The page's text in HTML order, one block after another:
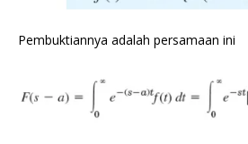
Pembuktiannya adalah persamaan ini